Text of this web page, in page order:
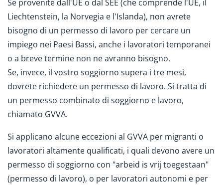
Se provenite dall'UE o dal SEE (che comprende l'UE, il
Liechtenstein, la Norvegia e l'Islanda), non avrete
bisogno di un permesso di lavoro per cercare un
impiego nei Paesi Bassi, anche i lavoratori temporanei
o a breve termine non ne avranno bisogno.
Se, invece, il vostro soggiorno supera i tre mesi,
dovrete richiedere un permesso di lavoro. Si tratta di
un permesso combinato di soggiorno e lavoro,
chiamato GVVA.
Si applicano alcune eccezioni al GVVA per migranti o
lavoratori altamente qualificati, i quali devono avere un
permesso di soggiorno con "arbeid is vrij toegestaan"
(permesso di lavoro), o per lavoratori autonomi e per